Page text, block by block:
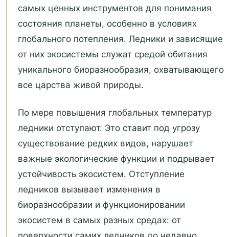
самых ценных инструментов для понимания
состояния планеты, особенно в условиях
глобального потепления. Ледники и зависящие
от них экосистемы служат средой обитания
уникального биоразнообразия, охватывающего
все царства живой природы.
По мере повышения глобальных температур
ледники отступают. Это ставит под угрозу
существование редких видов, нарушает
важные экологические функции и подрывает
устойчивость экосистем. Отступление
ледников вызывает изменения в
биоразнообразии и функционировании
экосистем в самых разных средах: от